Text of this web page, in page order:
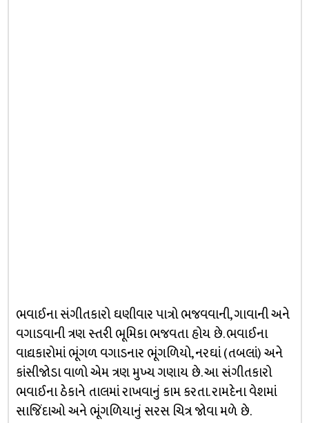
ભવાઈના સંગીતકારો ઘણીવાર પાત્રો ભજવવાની, ગાવાની અને
વગાડવાની ત્રણ સ્તરી ભૂમિકા ભજવતા હોય છે. ભવાઈના
વાદ્યકારોમાં ભૂંગળ વગાડનાર ભૂંગળિયો, નરઘાં (તબલાં) અને
કાંસીજોડા વાળો એમ ત્રણ મુખ્ય ગણાય છે. આ સંગીતકારો
ભવાઈના ઠેકાને તાલમાં રાખવાનું કામ કરતા. રામદેના વેશમાં
સાજિંદાઓ અને ભૂંગળિયાનું સરસ ચિત્ર જોવા મળે છે.